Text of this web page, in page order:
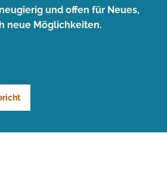
und offen für Neues,
neue Möglichkeiten.